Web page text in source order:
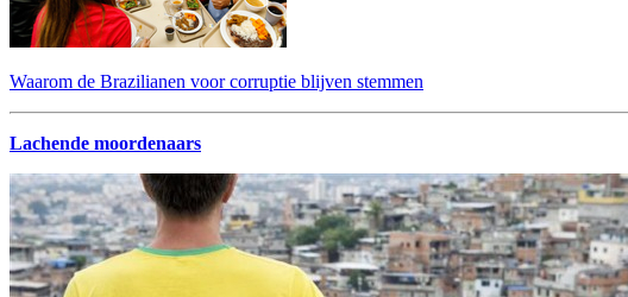
Waarom de Brazilianen voor corruptie blijven stemmen
Lachende moordenaars